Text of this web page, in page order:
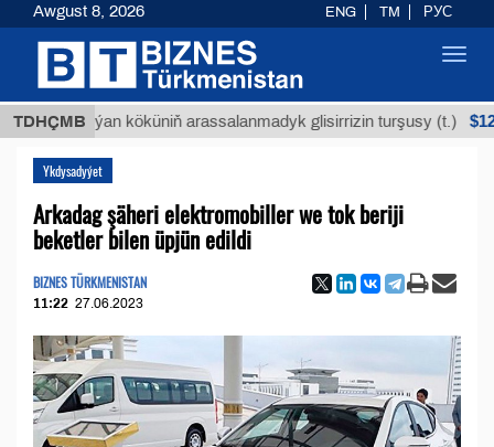
TDHÇMB
Buýan köküniň arassalanmadyk glisirrizin turşusy (t.) $12935,18
Ykdysadyýet
Arkadag şäheri elektromobiller we tok beriji
beketler bilen üpjün edildi
BIZNES TÜRKMENISTAN
11:22 27.06.2023
Awgust 8, 2026 ENG TM РУС